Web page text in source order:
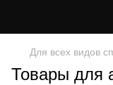
Для всех видов
Товары для